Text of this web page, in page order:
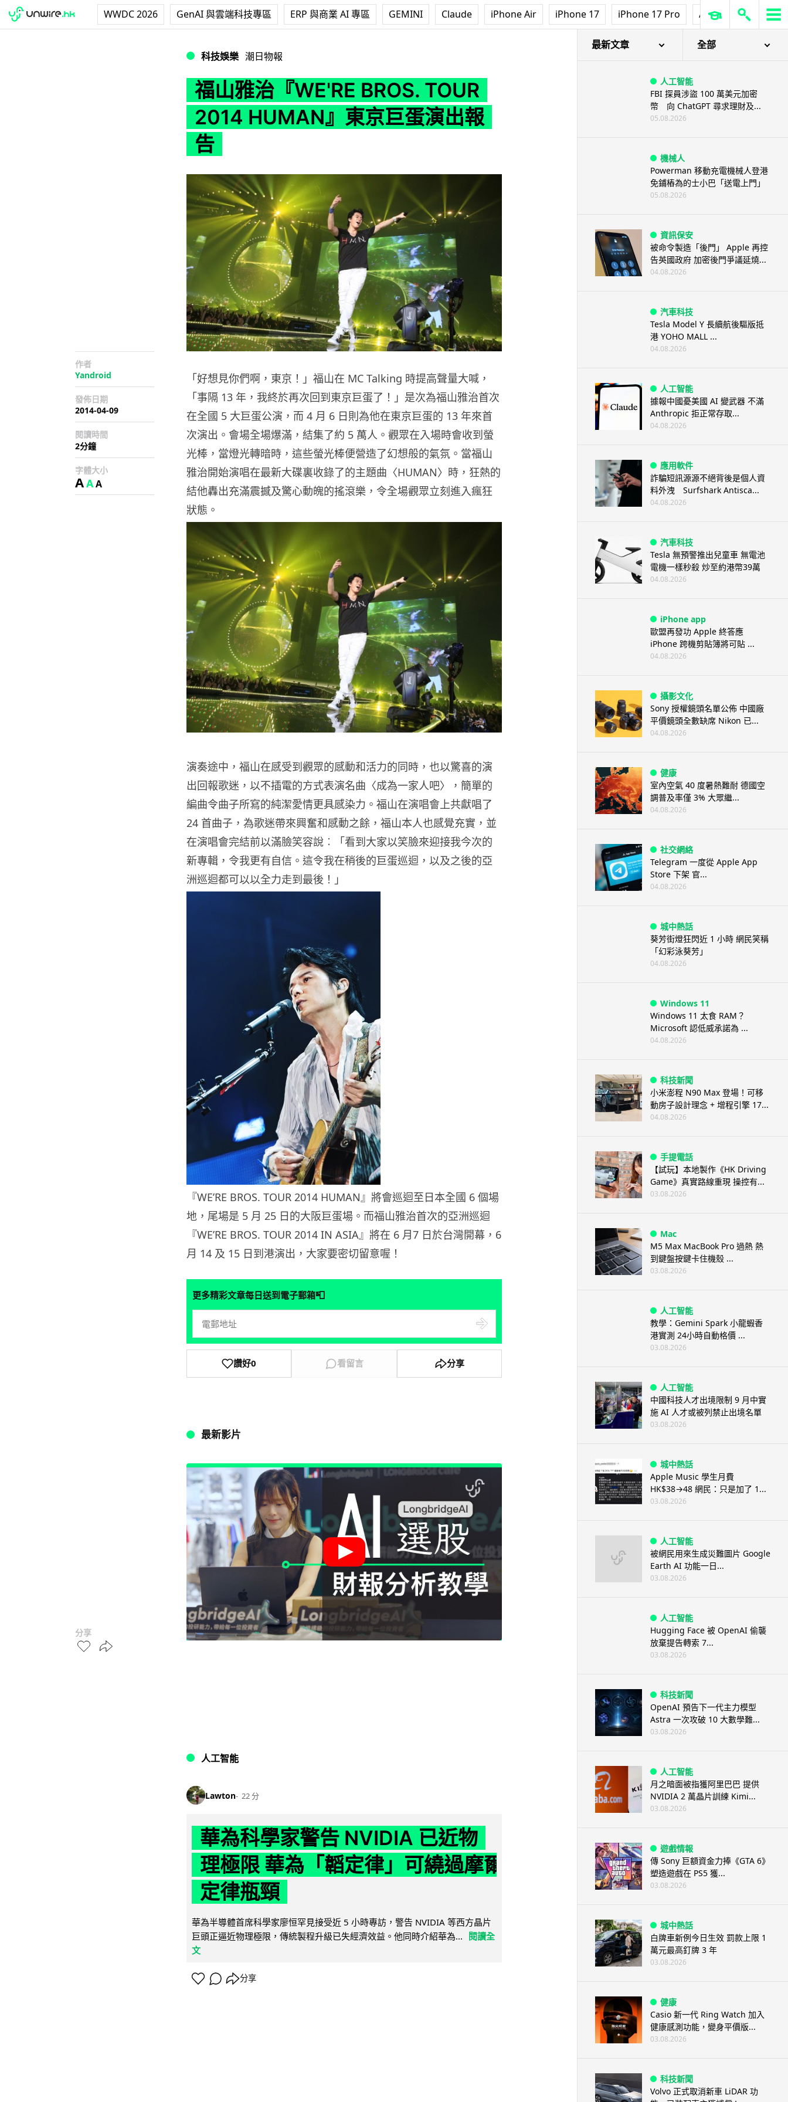
WWDC 2026 GenAI 與雲端科技專區 ERP 與商業 AI 專區 GEMINI Claude iPhone Air iPhone 17 iPhone 17 Pro AirPods Pro 3
科技娛樂 潮日物報
福山雅治『WE'RE BROS. TOUR
2014 HUMAN』東京巨蛋演出報
告
作者
Yandroid
發佈日期
2014-04-09
閱讀時間
2分鐘
字體大小
AAA
分享
「好想見你們啊，東京！」福山在 MC Talking 時提高聲量大喊，
「事隔 13 年，我終於再次回到東京巨蛋了！」是次為福山雅治首次
在全國 5 大巨蛋公演，而 4 月 6 日則為他在東京巨蛋的 13 年來首
次演出。會場全場爆滿，結集了約 5 萬人。觀眾在入場時會收到螢
光棒，當燈光轉暗時，這些螢光棒便營造了幻想般的氣氛。當福山
雅治開始演唱在最新大碟裏收錄了的主題曲〈HUMAN〉時，狂熱的
結他轟出充滿震撼及驚心動魄的搖滾樂，令全場觀眾立刻進入瘋狂
狀態。
演奏途中，福山在感受到觀眾的感動和活力的同時，也以驚喜的演
出回報歌迷，以不插電的方式表演名曲〈成為一家人吧〉，簡單的
編曲令曲子所寫的純潔愛情更具感染力。福山在演唱會上共獻唱了
24 首曲子，為歌迷帶來興奮和感動之餘，福山本人也感覺充實，並
在演唱會完結前以滿臉笑容說︰「看到大家以笑臉來迎接我今次的
新專輯，令我更有自信。這令我在稍後的巨蛋巡迴，以及之後的亞
洲巡迴都可以以全力走到最後！」
『WE’RE BROS. TOUR 2014 HUMAN』將會巡迴至日本全國 6 個場
地，尾場是 5 月 25 日的大阪巨蛋場。而福山雅治首次的亞洲巡迴
『WE’RE BROS. TOUR 2014 IN ASIA』將在 6 月7 日於台灣開幕，6
月 14 及 15 日到港演出，大家要密切留意喔！
更多精彩文章每日送到電子郵箱📮
讚好0 看留言 分享
最新影片
人工智能
Lawton 22 分
華為科學家警告 NVIDIA 已近物
理極限 華為「韜定律」可繞過摩爾
定律瓶頸
華為半導體首席科學家廖恒罕見接受近 5 小時專訪，警告 NVIDIA 等西方晶片
巨頭正逼近物理極限，傳統製程升級已失經濟效益。他同時介紹華為...
閱讀全
文
分享
最新文章 全部
人工智能
FBI 探員涉盜 100 萬美元加密
幣 向 ChatGPT 尋求理財及...
05.08.2026
機械人
Powerman 移動充電機械人登港
免鋪樁為的士小巴「送電上門」
05.08.2026
資訊保安
被命令製造「後門」 Apple 再控
告英國政府 加密後門爭議延燒...
04.08.2026
汽車科技
Tesla Model Y 長續航後驅版抵
港 YOHO MALL ...
04.08.2026
人工智能
據報中國憂美國 AI 變武器 不滿
Anthropic 拒正常存取...
04.08.2026
應用軟件
詐騙短訊源源不絕背後是個人資
料外洩 Surfshark Antisca...
04.08.2026
汽車科技
Tesla 無預警推出兒童車 無電池
電機一樣秒殺 炒至約港幣39萬
04.08.2026
iPhone app
歐盟再發功 Apple 終答應
iPhone 跨機剪貼簿將可貼 ...
04.08.2026
攝影文化
Sony 授權鏡頭名單公佈 中國廠
平價鏡頭全數缺席 Nikon 已...
04.08.2026
健康
室內空氣 40 度暑熱難耐 德國空
調普及率僅 3% 大眾繼...
04.08.2026
社交網絡
Telegram 一度從 Apple App
Store 下架 官...
04.08.2026
城中熱話
葵芳街燈狂閃近 1 小時 網民笑稱
「幻彩泳葵芳」
04.08.2026
Windows 11
Windows 11 太食 RAM？
Microsoft 認低威承諾為 ...
04.08.2026
科技新聞
小米澎程 N90 Max 登場！可移
動房子設計理念 + 增程引擎 17...
04.08.2026
手提電話
【試玩】本地製作《HK Driving
Game》真實路線重現 操控有...
03.08.2026
Mac
M5 Max MacBook Pro 過熱 熱
到鍵盤按鍵卡住機殼 ...
03.08.2026
人工智能
教學：Gemini Spark 小龍蝦香
港實測 24小時自動格價 ...
03.08.2026
人工智能
中國科技人才出境限制 9 月中實
施 AI 人才或被列禁止出境名單
03.08.2026
城中熱話
Apple Music 學生月費
HK$38→48 網民：只是加了 1...
03.08.2026
人工智能
被網民用來生成災難圖片 Google
Earth AI 功能一日...
03.08.2026
人工智能
Hugging Face 被 OpenAI 偷襲
放棄提告轉索 7...
03.08.2026
科技新聞
OpenAI 預告下一代主力模型
Astra 一次攻破 10 大數學難...
03.08.2026
人工智能
月之暗面被指獲阿里巴巴 提供
NVIDIA 2 萬晶片訓練 Kimi...
03.08.2026
遊戲情報
傳 Sony 巨額資金力捧《GTA 6》
塑造遊戲在 PS5 獲...
03.08.2026
城中熱話
白牌車新例今日生效 罰款上限 1
萬元最高釘牌 3 年
03.08.2026
健康
Casio 新一代 Ring Watch 加入
健康感測功能，變身平價版...
03.08.2026
科技新聞
Volvo 正式取消新車 LiDAR 功